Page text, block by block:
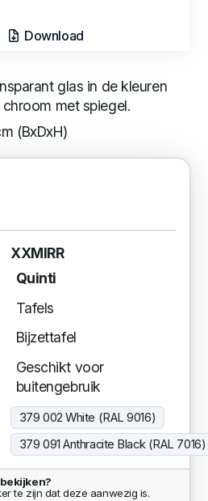
Download
glas in de kleuren
met spiegel.
(BxDxH)
XXMIRR
Quinti
Tafels
Bijzettafel
Geschikt voor
buitengebruik
379 002 White (RAL 9016)
379 091 Anthracite Black (RAL 7016)
te zijn dat deze aanwezig is.